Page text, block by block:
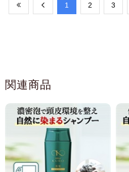
​1 ​2 ​3
関連商品